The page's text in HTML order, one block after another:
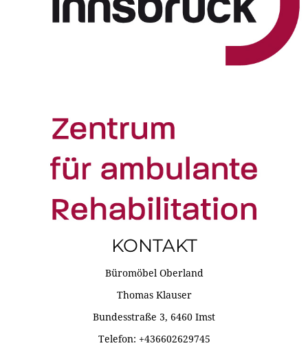
KONTAKT
Büromöbel Oberland
Thomas Klauser
Bundesstraße 3, 6460 Imst
Telefon: +436602629745